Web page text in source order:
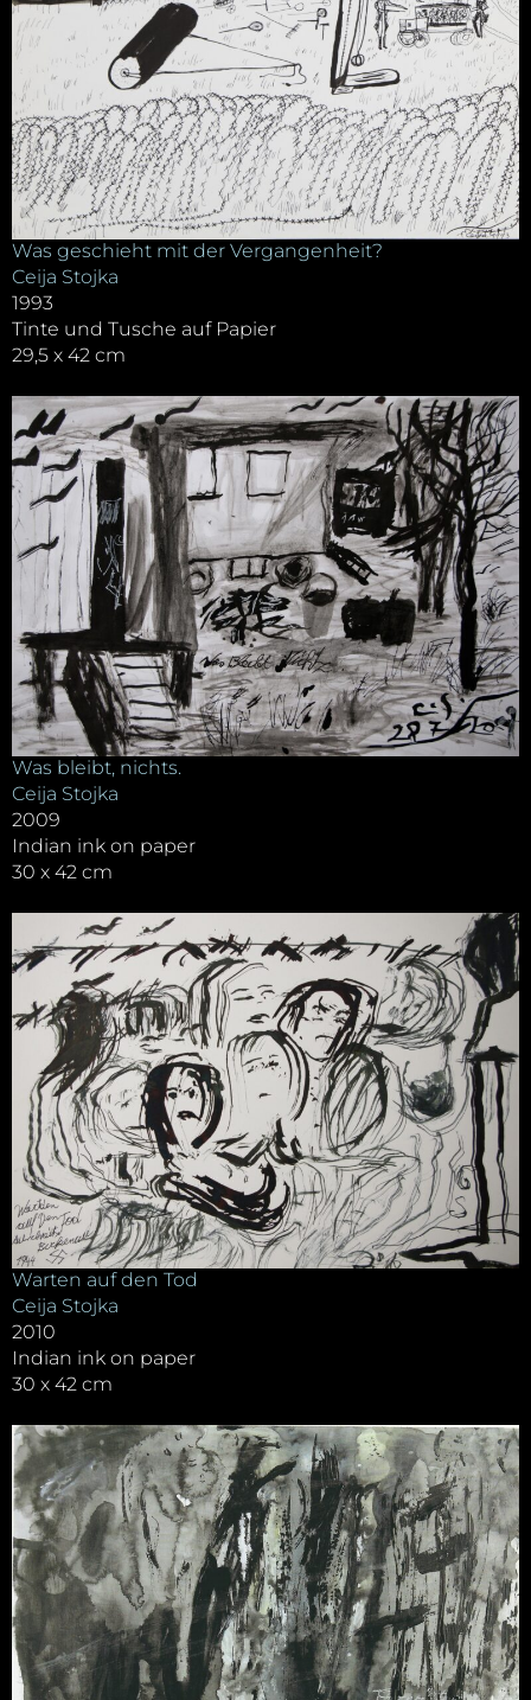
Was geschieht mit der Vergangenheit?
Ceija Stojka
1993
Tinte und Tusche auf Papier
29,5 x 42 cm
Was bleibt, nichts.
Ceija Stojka
2009
Indian ink on paper
30 x 42 cm
Warten auf den Tod
Ceija Stojka
2010
Indian ink on paper
30 x 42 cm